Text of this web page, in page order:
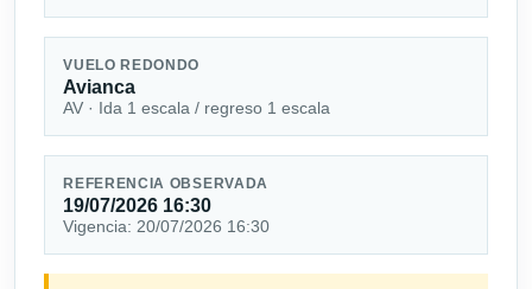
VUELO REDONDO
Avianca
AV · Ida 1 escala / regreso 1 escala
REFERENCIA OBSERVADA
19/07/2026 16:30
Vigencia: 20/07/2026 16:30